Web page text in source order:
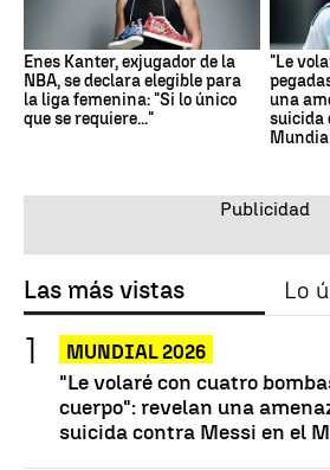
Enes Kanter, exjugador de la
NBA, se declara elegible para
la liga femenina: "Si lo único
que se requiere..."
"Le
una
suicida
Las más vistas Lo
MUNDIAL 2026
"Le volaré con cuatro
cuerpo": revelan una
suicida contra Messi en el